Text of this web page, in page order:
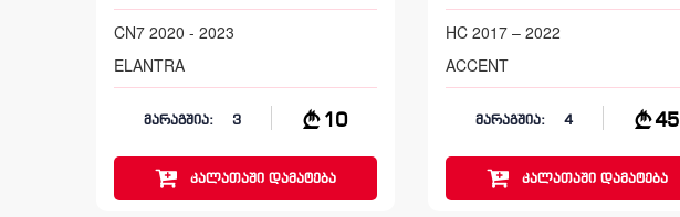
CN7 2020 - 2023
ELANTRA
მარაგშია: 3 10
კალათაშიდამატება
HC 2017 – 2022
ACCENT
მარაგშია: 4 45
კალათაშიდამატება